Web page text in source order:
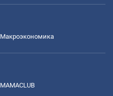
Mакроэкономика
MAMACLUB